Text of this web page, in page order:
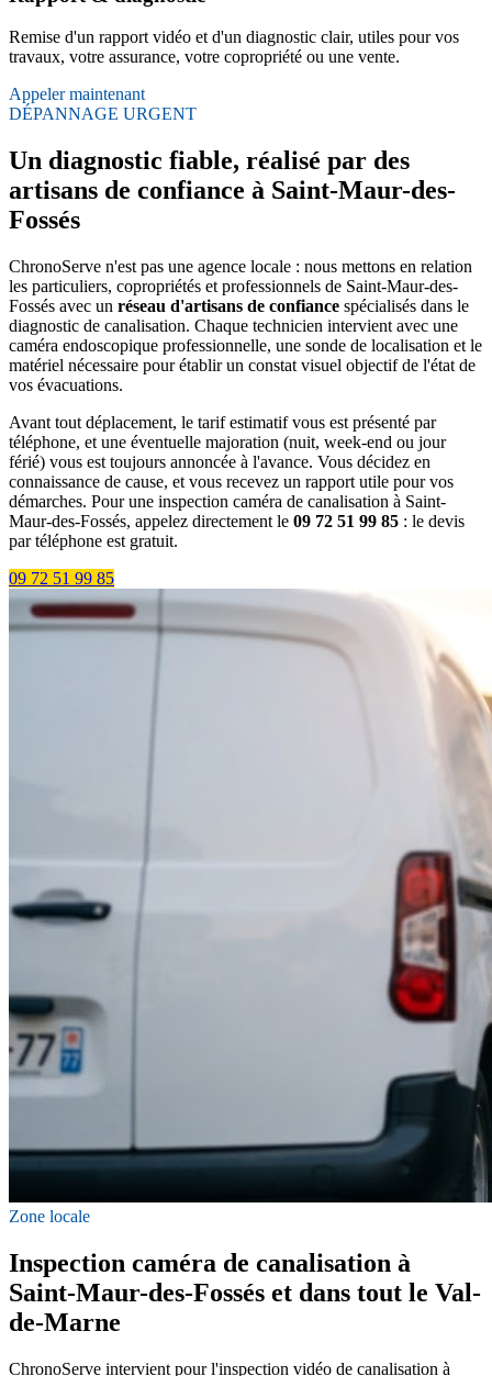
Remise d'un rapport vidéo et d'un diagnostic clair, utiles pour vos
travaux, votre assurance, votre copropriété ou une vente.
Appeler maintenant
DÉPANNAGE URGENT
Un diagnostic fiable, réalisé par des
artisans de confiance à Saint-Maur-des-
Fossés
ChronoServe n'est pas une agence locale : nous mettons en relation
les particuliers, copropriétés et professionnels de Saint-Maur-des-
Fossés avec un réseau d'artisans de confiance spécialisés dans le
diagnostic de canalisation. Chaque technicien intervient avec une
caméra endoscopique professionnelle, une sonde de localisation et le
matériel nécessaire pour établir un constat visuel objectif de l'état de
vos évacuations.
Avant tout déplacement, le tarif estimatif vous est présenté par
téléphone, et une éventuelle majoration (nuit, week-end ou jour
férié) vous est toujours annoncée à l'avance. Vous décidez en
connaissance de cause, et vous recevez un rapport utile pour vos
démarches. Pour une inspection caméra de canalisation à Saint-
Maur-des-Fossés, appelez directement le 09 72 51 99 85 : le devis
par téléphone est gratuit.
09 72 51 99 85
Zone locale
Inspection caméra de canalisation à
Saint-Maur-des-Fossés et dans tout le Val-
de-Marne
ChronoServe intervient pour l'inspection vidéo de canalisation à